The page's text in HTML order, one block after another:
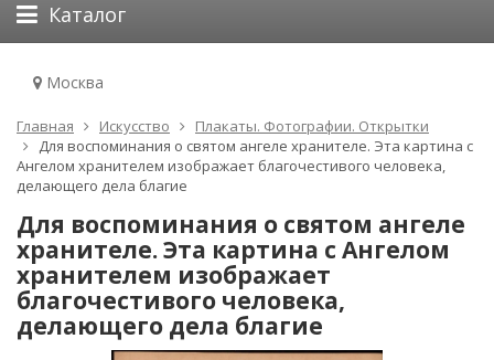
Каталог
Москва
Главная Искусство
Плакаты. Фотографии. Открытки
Для воспоминания о святом ангеле хранителе. Эта картина с
Ангелом хранителем изображает благочестивого человека,
делающего дела благие
Для воспоминания о святом ангеле
хранителе. Эта картина с Ангелом
хранителем изображает
благочестивого человека,
делающего дела благие